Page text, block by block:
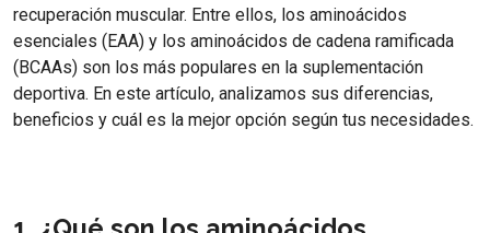
recuperación muscular. Entre ellos, los aminoácidos
esenciales (EAA) y los aminoácidos de cadena ramificada
(BCAAs) son los más populares en la suplementación
deportiva. En este artículo, analizamos sus diferencias,
beneficios y cuál es la mejor opción según tus necesidades.